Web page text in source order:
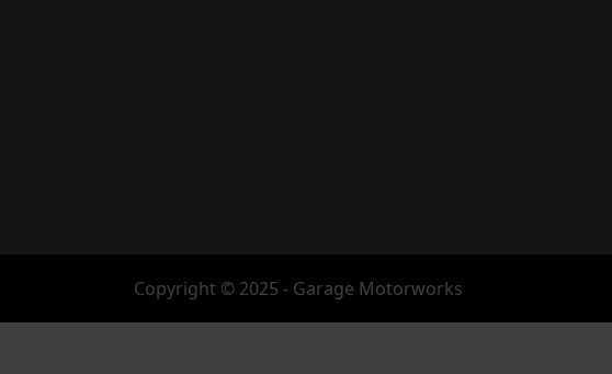
Copyright © 2025 - Garage Motorworks